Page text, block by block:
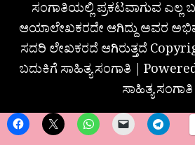
ಸಂಗಾತಿಯಲ್ಲಿ ಪ್ರಕಟವಾಗುವ ಎಲ್ಲ
ಆಯಾಲೇಖಕರದೇ ಆಗಿದ್ದು ಅವರ
ಸದರಿ ಲೇಖಕರದೆ ಆಗಿರುತ್ತದೆ
ಬದುಕಿಗೆ ಸಾಹಿತ್ಯ ಸಂಗಾತಿ |
ಸಾಹಿತ್ಯ ಸಂಗಾತಿ